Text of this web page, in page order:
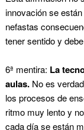
innovación se
nefastas
tener sentido y
6ª mentira: La
aulas.No es
los procesos de
ritmo muy lento y
cada día se están